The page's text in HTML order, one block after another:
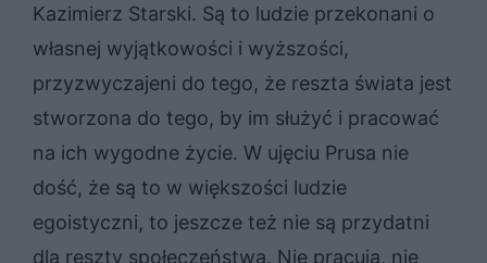
Kazimierz Starski. Są to ludzie przekonani o
własnej wyjątkowości i wyższości,
przyzwyczajeni do tego, że reszta świata jest
stworzona do tego, by im służyć i pracować
na ich wygodne życie. W ujęciu Prusa nie
dość, że są to w większości ludzie
egoistyczni, to jeszcze też nie są przydatni
dla reszty społeczeństwa. Nie pracują, nie